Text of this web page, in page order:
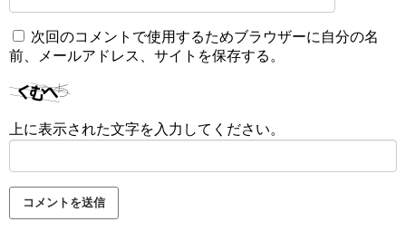
次回のコメントで使用するためブラウザーに自分の名
前、メールアドレス、サイトを保存する。
上に表示された文字を入力してください。